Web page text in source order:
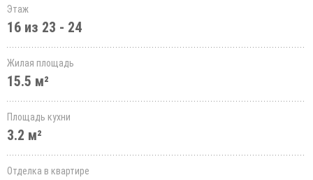
Этаж
16 из 23 - 24
Жилая площадь
15.5 м²
Площадь кухни
3.2 м²
Отделка в квартире